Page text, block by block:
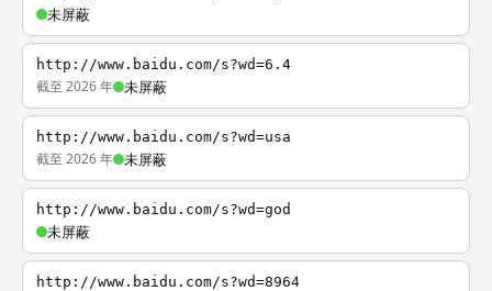
未屏蔽
http://www.baidu.com/s?wd=6.4
截至 2026 年 未屏蔽
http://www.baidu.com/s?wd=usa
截至 2026 年 未屏蔽
http://www.baidu.com/s?wd=god
未屏蔽
http://www.baidu.com/s?wd=8964